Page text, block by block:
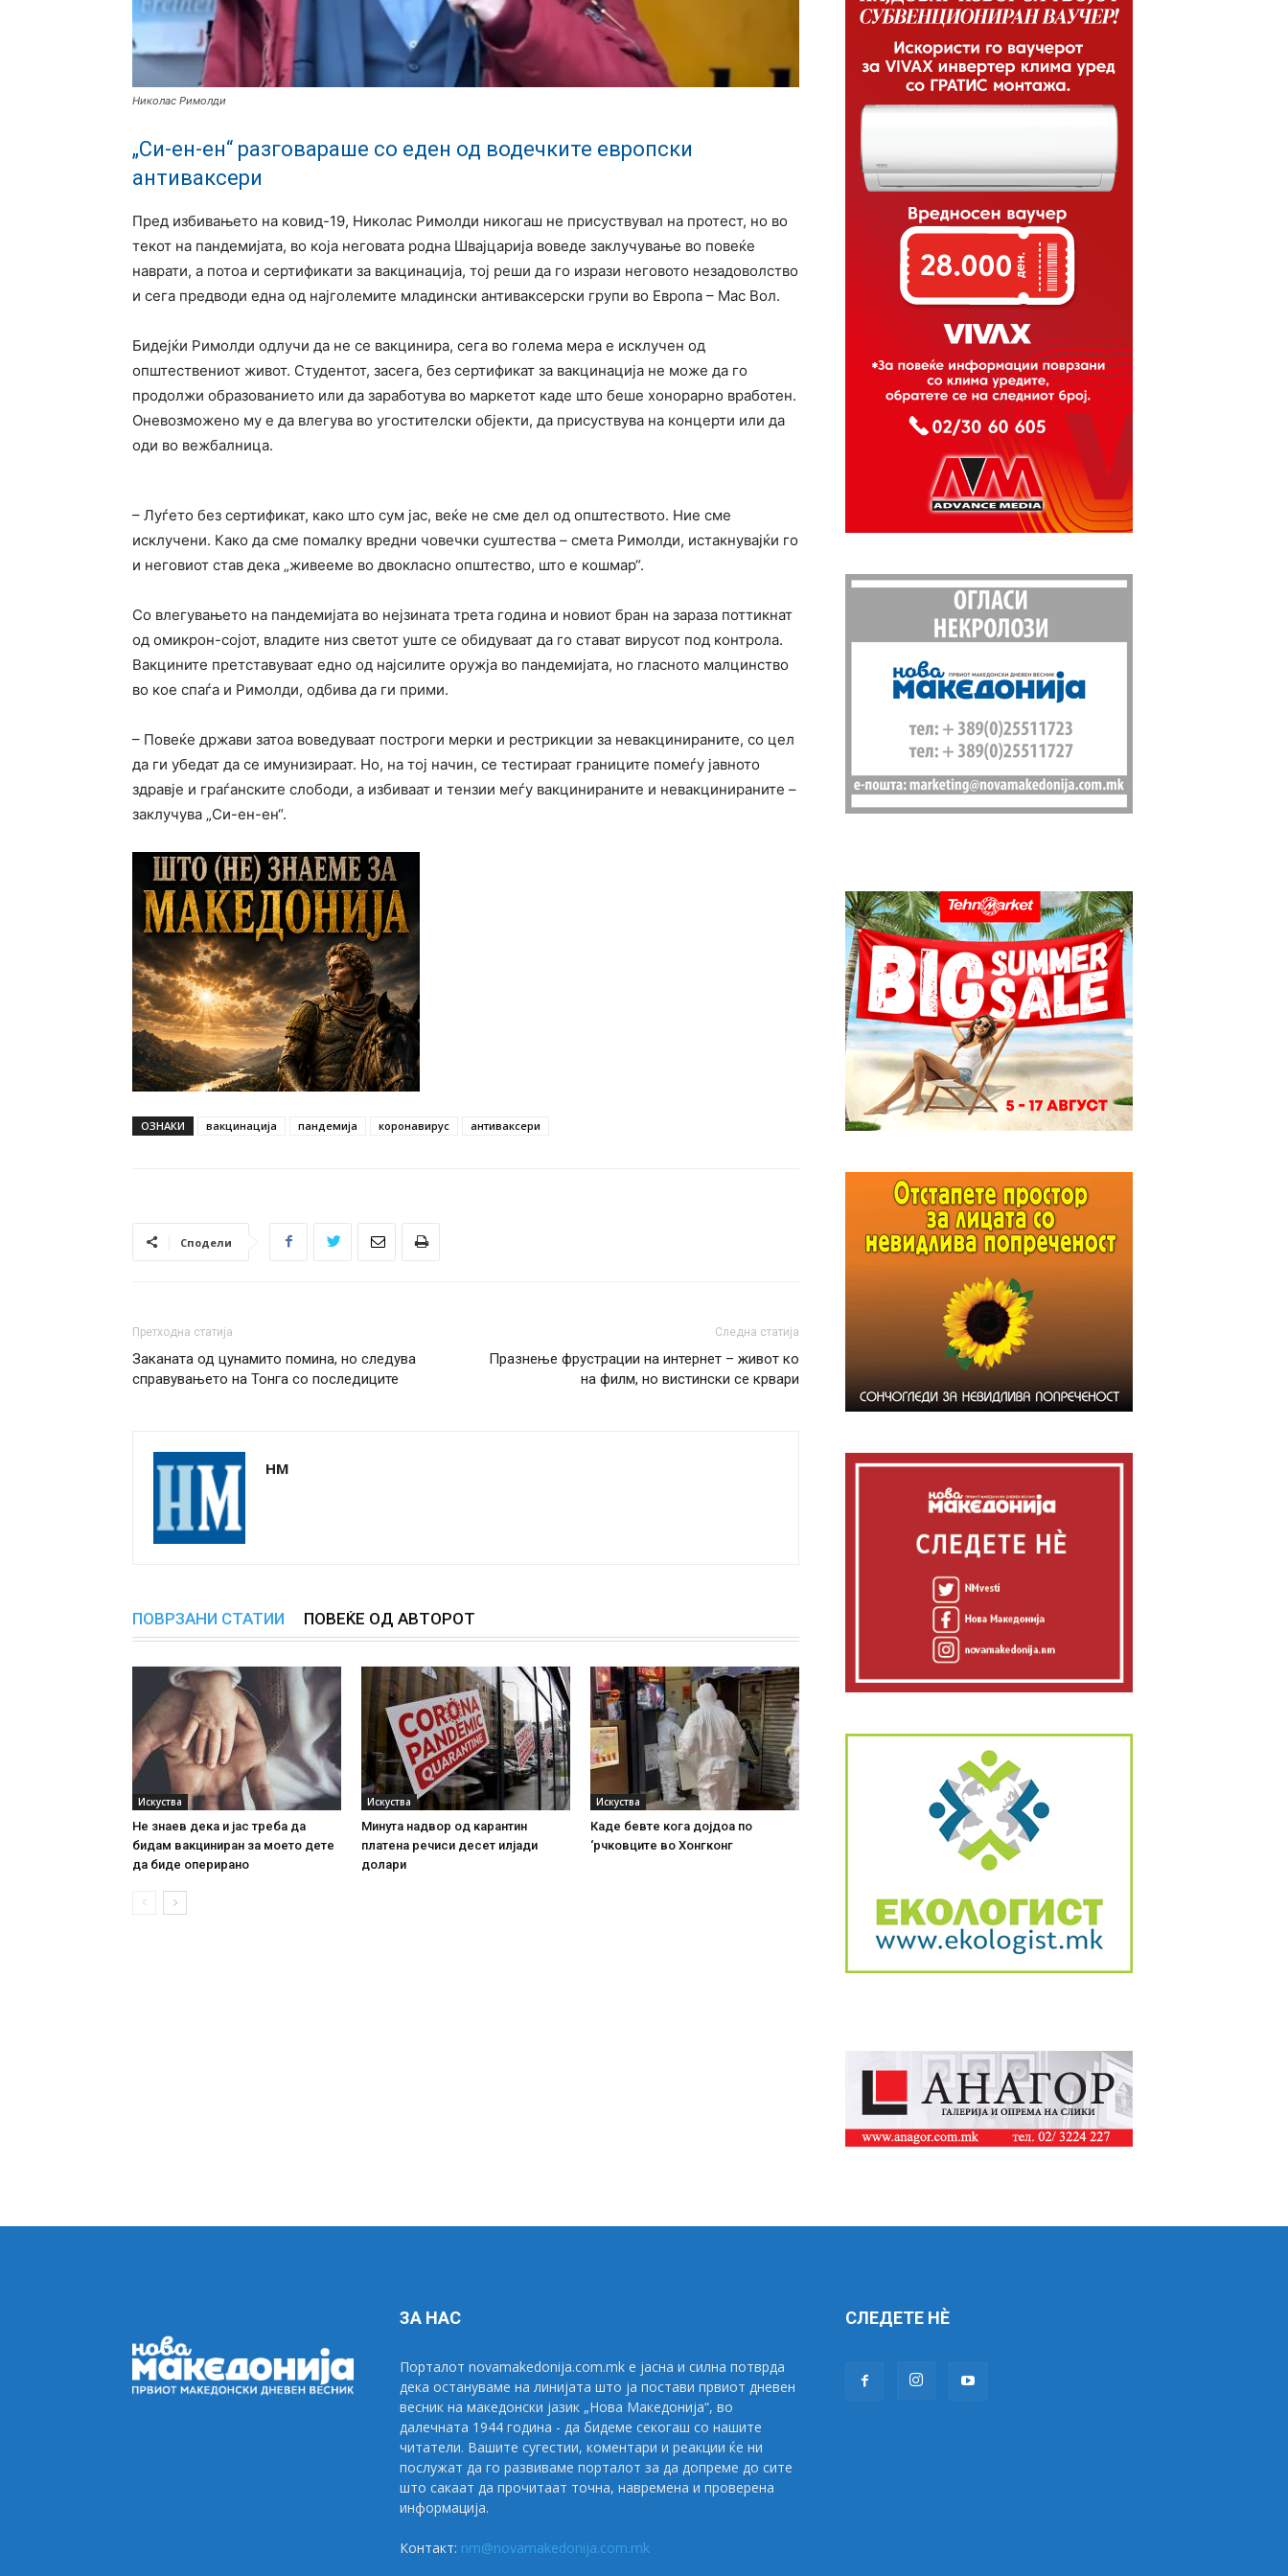
Николас Римолди
„Си-ен-ен“ разговараше со еден од водечките европски
антиваксери
Пред избивањето на ковид-19, Николас Римолди никогаш не присуствувал на протест, но во
текот на пандемијата, во која неговата родна Швајцарија воведе заклучување во повеќе
наврати, а потоа и сертификати за вакцинација, тој реши да го изрази неговото незадоволство
и сега предводи една од најголемите младински антиваксерски групи во Европа – Мас Вол.
Бидејќи Римолди одлучи да не се вакцинира, сега во голема мера е исклучен од
општествениот живот. Студентот, засега, без сертификат за вакцинација не може да го
продолжи образованието или да заработува во маркетот каде што беше хонорарно вработен.
Оневозможено му е да влегува во угостителски објекти, да присуствува на концерти или да
оди во вежбалница.
– Луѓето без сертификат, како што сум јас, веќе не сме дел од општеството. Ние сме
исклучени. Како да сме помалку вредни човечки суштества – смета Римолди, истакнувајќи го
и неговиот став дека „живееме во двокласно општество, што е кошмар“.
Со влегувањето на пандемијата во нејзината трета година и новиот бран на зараза поттикнат
од омикрон-сојот, владите низ светот уште се обидуваат да го стават вирусот под контрола.
Вакцините претставуваат едно од најсилите оружја во пандемијата, но гласното малцинство
во кое спаѓа и Римолди, одбива да ги прими.
– Повеќе држави затоа воведуваат построги мерки и рестрикции за невакцинираните, со цел
да ги убедат да се имунизираат. Но, на тој начин, се тестираат границите помеѓу јавното
здравје и граѓанските слободи, а избиваат и тензии меѓу вакцинираните и невакцинираните –
заклучува „Си-ен-ен“.
ОЗНАКИ вакцинација пандемија коронавирус антиваксери
Сподели
Претходна статија
Заканата од цунамито помина, нo следува
справувањето на Тонга со последиците
Следна статија
Празнење фрустрации на интернет – живот ко
на филм, но вистински се крвари
НМ
ПОВРЗАНИ СТАТИИ ПОВЕЌЕ ОД АВТОРОТ
Искуства
Не знаев дека и јас треба да
бидам вакциниран за моето дете
да биде оперирано
Искуства
Минута надвор од карантин
платена речиси десет илјади
долари
Искуства
Каде бевте кога дојдоа по
‘рчковците во Хонгконг
ЗА НАС
Порталот novamakedonija.com.mk е јасна и силна потврда
дека остануваме на линијата што ја постави првиот дневен
весник на македонски јазик „Нова Македонија“, во
далечната 1944 година - да бидеме секогаш со нашите
читатели. Вашите сугестии, коментари и реакции ќе ни
послужат да го развиваме порталот за да допреме до сите
што сакаат да прочитаат точна, навремена и проверена
информација.
Контакт: nm@novamakedonija.com.mk
СЛЕДЕТЕ НÈ